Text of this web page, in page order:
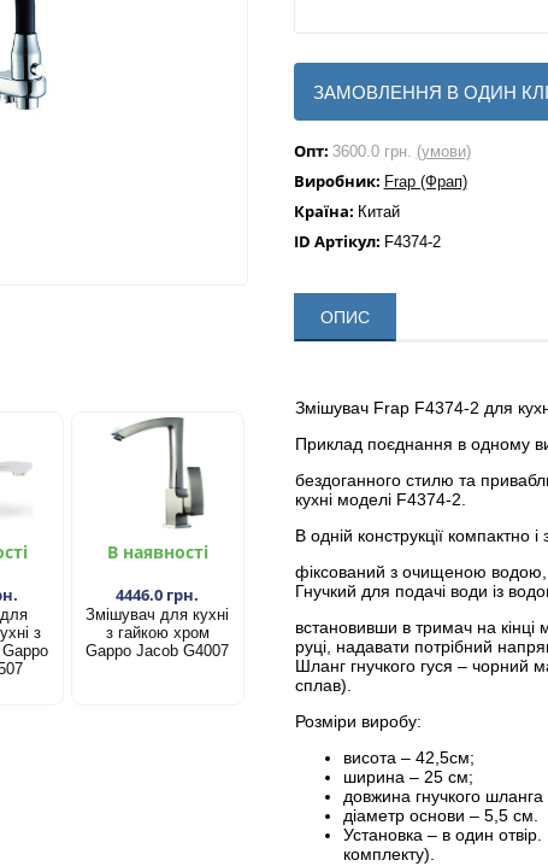
з
В наявності
4446.0 грн.
Змішувач для кухні
з гайкою хром
Gappo Jacob G4007
ЗАМОВЛЕННЯ В ОДИН
Опт: 3600.0 грн. (умови)
Виробник: Frap (Фрап)
Країна: Китай
ID Артікул: F4374-2
ОПИС
Змішувач Frap F4374-2 для
Приклад поєднання в одному
бездоганного стилю та
кухні моделі F4374-2.
В одній конструкції компактно
фіксований з очищеною водою,
Гнучкий для подачі води із
встановивши в тримач на
руці, надавати потрібний
Шланг гнучкого гуся – чорний
сплав).
Розміри виробу:
висота – 42,5см;
ширина – 25 см;
довжина гнучкого
діаметр основи – 5,5 см.
Установка – в один
комплекту).